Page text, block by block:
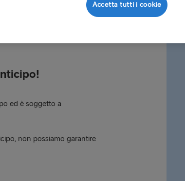
centro di contatto locale
team di imbarco La
ed è soggetto a
non possiamo garantire
Accetta tutti i cookie